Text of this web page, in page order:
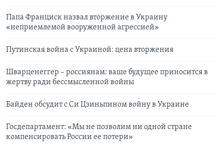
Папа Франциск назвал вторжение в Украину
«неприемлемой вооруженной агрессией»
Путинская война с Украиной: цена вторжения
Шварценеггер – россиянам: ваше будущее приносится в
жертву ради бессмысленной войны
Байден обсудит с Си Цзиньпином войну в Украине
Госдепартамент: «Мы не позволим ни одной стране
компенсировать России ее потери»